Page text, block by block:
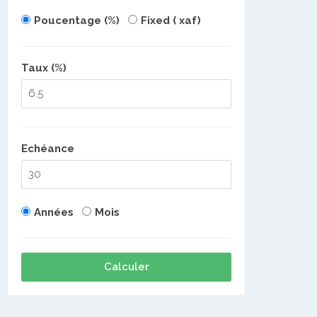
Poucentage (%) Fixed ( xaf)
Taux (%)
Echéance
Années Mois
Calculer